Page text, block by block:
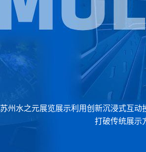
苏州水之元展览展示利用创新沉浸式互
打破传统展示